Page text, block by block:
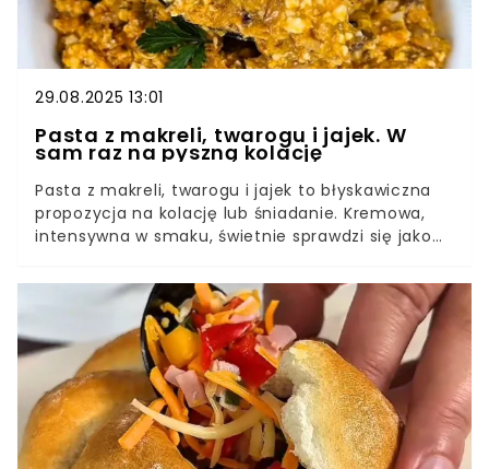
29.08.2025 13:01
Pasta z makreli, twarogu i jajek. W
sam raz na pyszną kolację
Pasta z makreli, twarogu i jajek to błyskawiczna
propozycja na kolację lub śniadanie. Kremowa,
intensywna w smaku, świetnie sprawdzi się jako
grzanki, jak i klasyczną pajdę. Zrobisz ją w kilka
minut z podstawowych składników. W przepisie
znajdziesz prosty trik, który zapewnia idealną
konsystencję i lekko pikantny smak.